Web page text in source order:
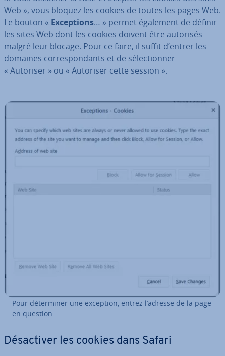
Web », vous bloquez les cookies de toutes les pages Web.
Le bouton « Ex­cep­tions… » permet également de définir
les sites Web dont les cookies doivent être autorisés
malgré leur blocage. Pour ce faire, il suffit d’entrer les
domaines cor­res­pon­dants et de sé­lec­tion­ner
« Autoriser » ou « Autoriser cette session ».
Pour dé­ter­mi­ner une exception, entrez l’adresse de la page
en question.
Dé­sac­ti­ver les cookies dans Safari